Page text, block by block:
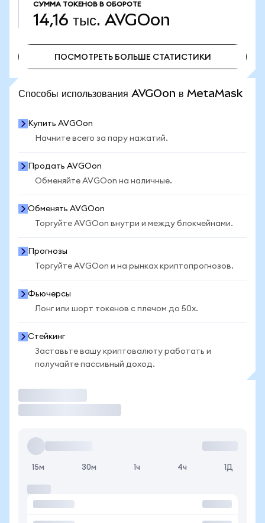
СУММА ТОКЕНОВ В ОБОРОТЕ
14,16 тыс. AVGOon
ПОСМОТРЕТЬ БОЛЬШЕ СТАТИСТИКИ
Способы использования AVGOon в MetaMask
Купить AVGOon
Начните всего за пару нажатий.
Продать AVGOon
Обменяйте AVGOon на наличные.
Обменять AVGOon
Торгуйте AVGOon внутри и между блокчейнами.
Прогнозы
Торгуйте AVGOon и на рынках криптопрогнозов.
Фьючерсы
Лонг или шорт токенов с плечом до 50x.
Стейкинг
Заставьте вашу криптовалюту работать и
получайте пассивный доход.
15м 30м 1ч 4ч 1Д